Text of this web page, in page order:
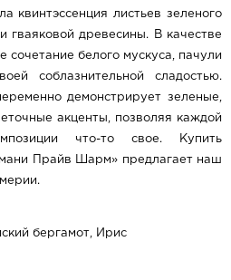
квинтэссенция листьев зеленого
гваяковой древесины. В качестве
сочетание белого мускуса, пачули
соблазнительной сладостью.
демонстрирует зеленые,
акценты, позволяя каждой
что-то свое. Купить
Прайв Шарм» предлагает наш
бергамот, Ирис